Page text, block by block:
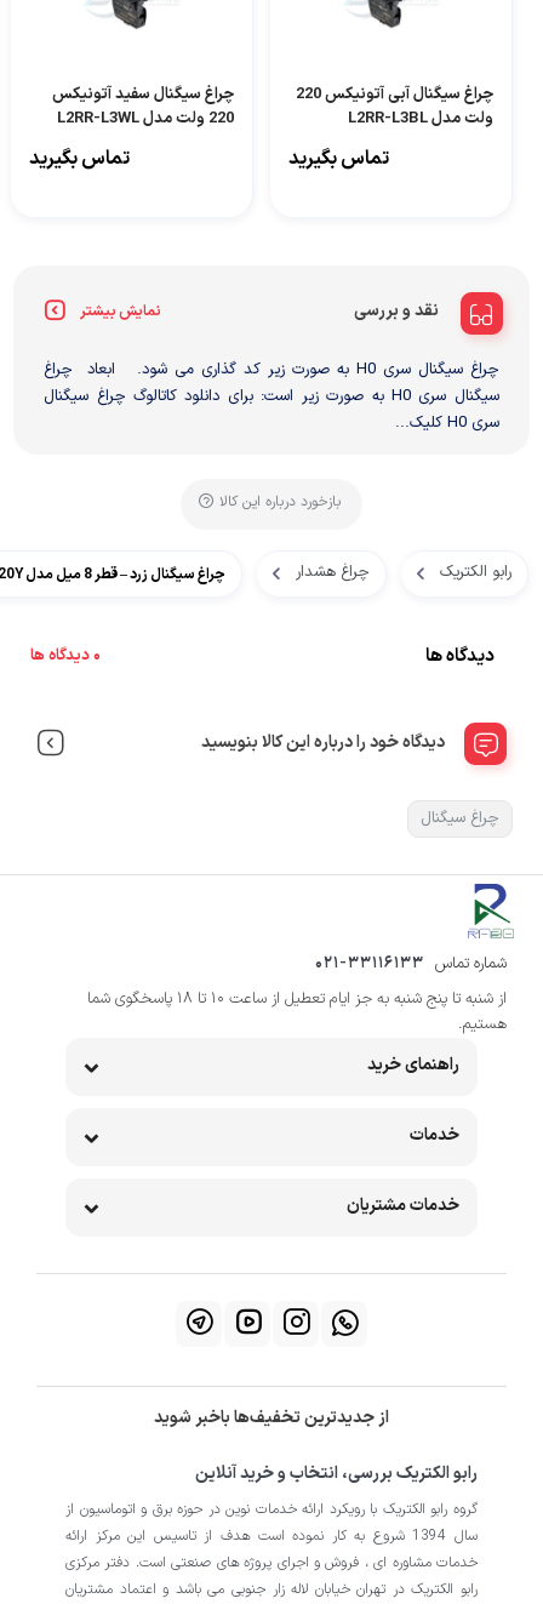
چراغ سیگنال آبی آتونیکس 220
ولت مدل L2RR-L3BL
تماس بگیرید
چراغ سیگنال سفید آتونیکس
220 ولت مدل L2RR-L3WL
تماس بگیرید
نقد و بررسی نمایش بیشتر
چراغ سیگنال سری H0 به صورت زیر کد گذاری می شود. ابعاد چراغ
سیگنال سری H0 به صورت زیر است: برای دانلود کاتالوگ چراغ سیگنال
سری H0 کلیک...
بازخورد درباره این کالا
رابو الکتریک چراغ هشدار چراغ سیگنال زرد – قطر 8 میل مدل H08F-20Y
دیدگاه ها 0 دیدگاه ها
دیدگاه خود را درباره این کالا بنویسید
چراغ سیگنال
شماره تماس 021-33116133
از شنبه تا پنج شنبه به جز ایام تعطیل از ساعت 10 تا 18 پاسخگوی شما
هستیم.
راهنمای خرید
خدمات
خدمات مشتریان
از جدیدترین تخفیف‌ها باخبر شوید
رابو الکتریک بررسی، انتخاب و خرید آنلاین
گروه رابو الکتریک با رویکرد ارائه خدمات نوین در حوزه برق و اتوماسیون از
سال 1394 شروع به کار نموده است هدف از تاسیس این مرکز ارائه
خدمات مشاوره ای ، فروش و اجرای پروژه های صنعتی است. دفتر مرکزی
رابو الکتریک در تهران خیابان لاله زار جنوبی می باشد و اعتماد مشتریان